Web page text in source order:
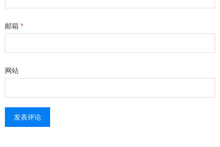
邮箱 *
网站